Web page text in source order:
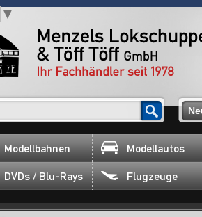
▼
Modellbahnen Modellautos
DVDs / Blu-Rays Flugzeuge